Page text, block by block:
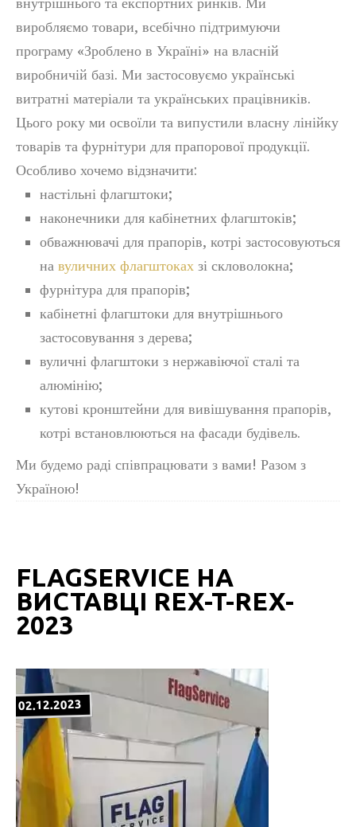
виробляємо товари, всебічно підтримуючи
програму «Зроблено в Україні» на власній
виробничій базі. Ми застосовуємо українські
витратні матеріали та українських працівників.
Цього року ми освоїли та випустили власну лінійку
товарів та фурнітури для прапорової продукції.
Особливо хочемо відзначити:
настільні флагштоки;
наконечники для кабінетних флагштоків;
обважнювачі для прапорів, котрі застосовуються
на вуличних флагштоках зі скловолокна;
фурнітура для прапорів;
кабінетні флагштоки для внутрішнього
застосовування з дерева;
вуличні флагштоки з нержавіючої сталі та
алюмінію;
кутові кронштейни для вивішування прапорів,
котрі встановлюються на фасади будівель.
Ми будемо раді співпрацювати з вами! Разом з
Україною!
FLAGSERVICE НА
ВИСТАВЦІ REX-T-REX-
2023
02.12.2023